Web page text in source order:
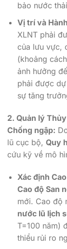
bảo nước
Vị trí và
XLNT phải
của lưu vực,
(khoảng
ảnh hưởng
phải được
sự tăng
2. Quản lý
Chống ngập:
lũ cục bộ, Quy
cứu kỹ về mô
Xác định
Cao độ San
mới. Cao độ
nước lũ lịch
T=100 năm)
thiểu rủi ro